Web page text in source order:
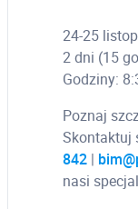
24-25
2 dni (15
Godziny:
Poznaj
Skontaktuj
842 |
nasi